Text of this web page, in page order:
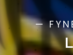
—